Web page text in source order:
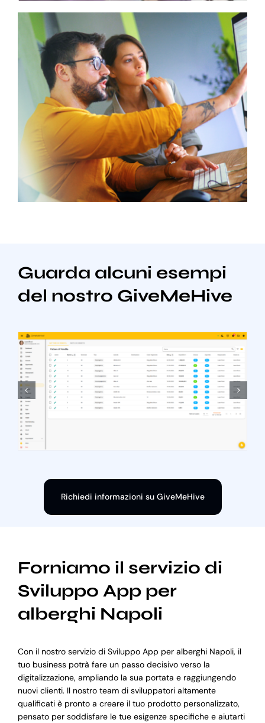
Guarda alcuni esempi
del nostro GiveMeHive
Richiedi informazioni su GiveMeHive
Forniamo il servizio di
Sviluppo App per
alberghi Napoli
Con il nostro servizio di Sviluppo App per alberghi Napoli, il
tuo business potrà fare un passo decisivo verso la
digitalizzazione, ampliando la sua portata e raggiungendo
nuovi clienti. Il nostro team di sviluppatori altamente
qualificati è pronto a creare il tuo prodotto personalizzato,
pensato per soddisfare le tue esigenze specifiche e aiutarti